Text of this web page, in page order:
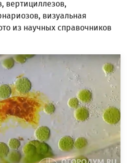
вертициллезов,
визуальная
из научных справочников